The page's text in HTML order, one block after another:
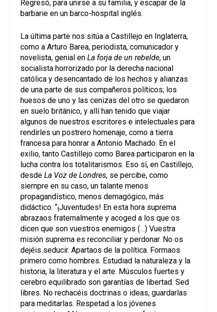
Regresó, para unirse a su familia, y escapar de la
barbarie en un barco-hospital inglés.
La última parte nos sitúa a Castillejo en Inglaterra,
como a Arturo Barea, periodista, comunicador y
novelista, genial enLa forja de un rebelde, un
socialista horrorizado por la derecha nacional
católica y desencantado de los hechos y alianzas
de una parte de sus compañeros políticos; los
huesos de uno y las cenizas del otro se quedaron
en suelo británico, y allí han tenido que viajar
algunos de nuestros escritores e intelectuales para
rendirles un postrero homenaje, como a tierra
francesa para honrar a Antonio Machado. En el
exilio, tanto Castillejo como Barea participaron en la
lucha contra los totalitarismos. Eso sí, en Castillejo,
desdeLa Voz de Londres, se percibe, como
siempre en su caso, un talante menos
propagandístico, menos demagógico, más
didáctico: “¡Juventudes! En esta hora suprema
abrazaos fraternalmente y acoged a los que os
dicen que son vuestros enemigos (…) Vuestra
misión suprema es reconciliar y perdonar. No os
dejéis seducir. Apartaos de la política. Formaos
primero como hombres. Estudiad la naturaleza y la
historia, la literatura y el arte. Músculos fuertes y
cerebro equilibrado son garantías de libertad. Sed
libres. No rechacéis doctrinas o ideas, guardarlas
para meditarlas. Respetad a los jóvenes